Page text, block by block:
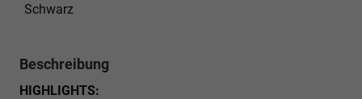
Schwarz
Beschreibung
HIGHLIGHTS: